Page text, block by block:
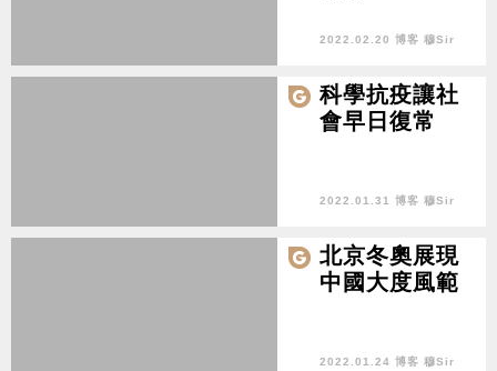
2022.02.20 博客 穆Sir
科學抗疫讓社
會早日復常
2022.01.31 博客 穆Sir
北京冬奧展現
中國大度風範
2022.01.24 博客 穆Sir